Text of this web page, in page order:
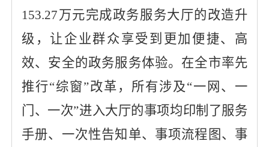
153.27万元完成政务服务大厅的改造升
级，让企业群众享受到更加便捷、高
效、安全的政务服务体验。在全市率先
推行“综窗”改革，所有涉及“一网、一
门、一次”进入大厅的事项均印制了服务
手册、一次性告知单、事项流程图、事